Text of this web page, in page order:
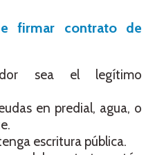
firmar contrato de
sea el legítimo
en predial, agua, o
escritura pública.